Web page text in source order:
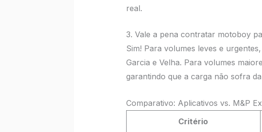
real.
3. Vale a pena contratar motoboy
Sim! Para volumes leves e
Garcia e Velha. Para volumes
garantindo que a carga não sofra
Comparativo: Aplicativos vs. M&P
Critério